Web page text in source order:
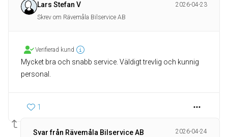
Lars Stefan V
2026-04-23
Skrev om Rävemåla Bilservice AB
Verifierad kund
Mycket bra och snabb service. Väldigt trevlig och kunnig
personal.
1
Svar från Rävemåla Bilservice AB 2026-04-24